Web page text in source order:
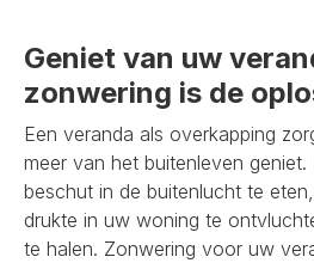
Geniet van uw
zonwering is de
Een veranda als overkapping
meer van het buitenleven geniet.
beschut in de buitenlucht te
drukte in uw woning te
te halen. Zonwering voor uw